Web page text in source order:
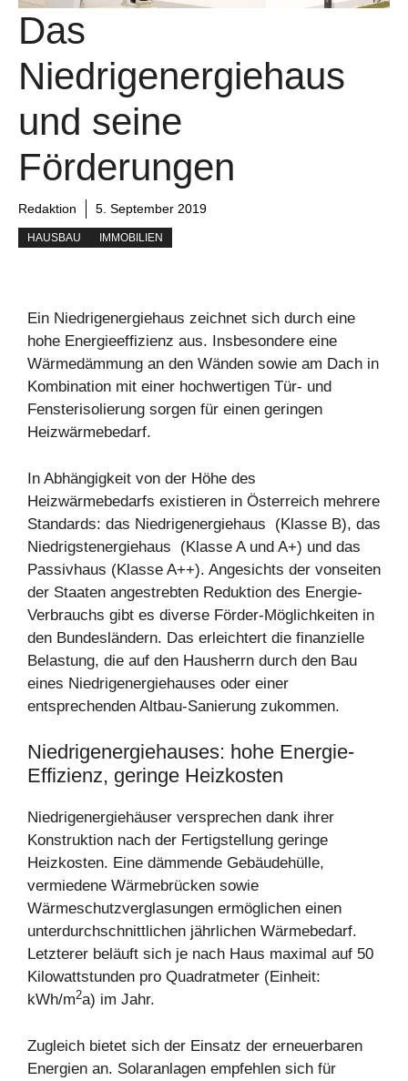
Das
Niedrigenergiehaus
und seine
Förderungen
Redaktion 5. September 2019
HAUSBAU IMMOBILIEN
Ein Niedrigenergiehaus zeichnet sich durch eine
hohe Energieeffizienz aus. Insbesondere eine
Wärmedämmung an den Wänden sowie am Dach in
Kombination mit einer hochwertigen Tür- und
Fensterisolierung sorgen für einen geringen
Heizwärmebedarf.
In Abhängigkeit von der Höhe des
Heizwärmebedarfs existieren in Österreich mehrere
Standards: das Niedrigenergiehaus (Klasse B), das
Niedrigstenergiehaus (Klasse A und A+) und das
Passivhaus (Klasse A++). Angesichts der vonseiten
der Staaten angestrebten Reduktion des Energie-
Verbrauchs gibt es diverse Förder-Möglichkeiten in
den Bundesländern. Das erleichtert die finanzielle
Belastung, die auf den Hausherrn durch den Bau
eines Niedrigenergiehauses oder einer
entsprechenden Altbau-Sanierung zukommen.
Niedrigenergiehauses: hohe Energie-
Effizienz, geringe Heizkosten
Niedrigenergiehäuser versprechen dank ihrer
Konstruktion nach der Fertigstellung geringe
Heizkosten. Eine dämmende Gebäudehülle,
vermiedene Wärmebrücken sowie
Wärmeschutzverglasungen ermöglichen einen
unterdurchschnittlichen jährlichen Wärmebedarf.
Letzterer beläuft sich je nach Haus maximal auf 50
Kilowattstunden pro Quadratmeter (Einheit:
kWh/m2a) im Jahr.
Zugleich bietet sich der Einsatz der erneuerbaren
Energien an. Solaranlagen empfehlen sich für